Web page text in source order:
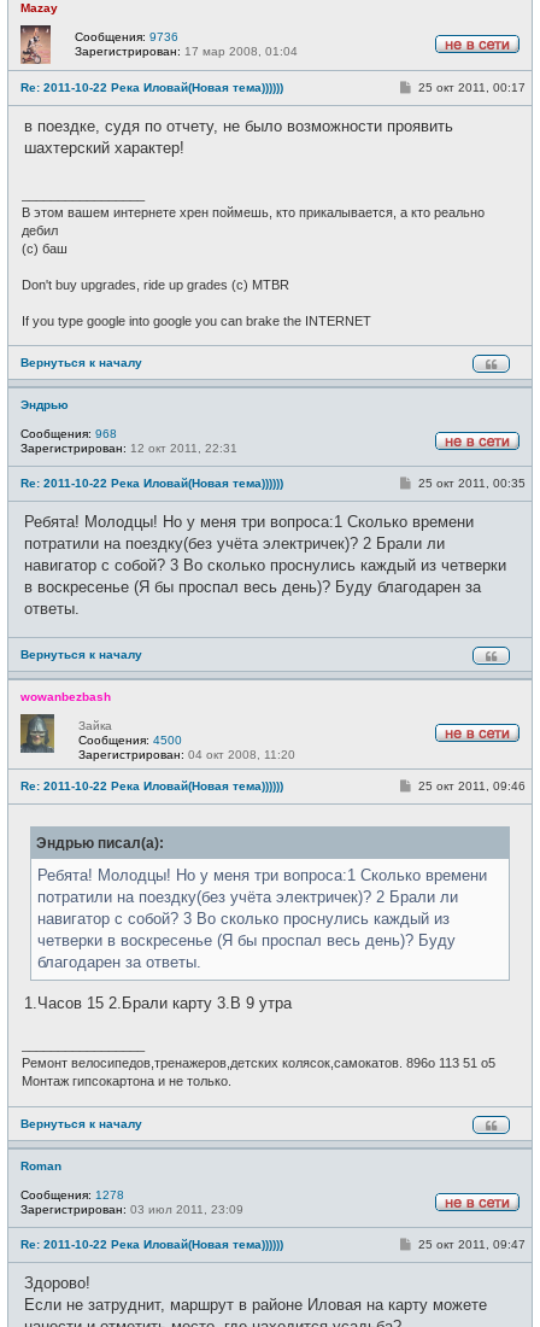
Mazay
в
с
Сообщения: 9736
Зарегистрирован: 17 мар 2008, 01:04
Re: 2011-10-22 Река Иловай(Новая тема))))))
С
б
25 окт 2011, 00:17
в поездке, судя по отчету, не было возможности проявить
шахтерский характер!
В этом вашем интернете хрен поймешь, кто прикалывается, а кто реально
дебил
(c) баш
Don't buy upgrades, ride up grades (c) MTBR
If you type google into google you can brake the INTERNET
Вернуться к началу
Эндрью
в
с
Сообщения: 968
Зарегистрирован: 12 окт 2011, 22:31
Re: 2011-10-22 Река Иловай(Новая тема))))))
С
б
щ
н
и
е
25 окт 2011, 00:35
Ребята! Молодцы! Но у меня три вопроса:1 Сколько времени
потратили на поездку(без учёта электричек)? 2 Брали ли
навигатор с собой? 3 Во сколько проснулись каждый из четверки
в воскресенье (Я бы проспал весь день)? Буду благодарен за
ответы.
Вернуться к началу
wowanbezbash
с
е
Зайка
Сообщения: 4500
Зарегистрирован: 04 окт 2008, 11:20
Re: 2011-10-22 Река Иловай(Новая тема))))))
С
б
е
н
е
25 окт 2011, 09:46
Эндрью писал(а):
Ребята! Молодцы! Но у меня три вопроса:1 Сколько времени
потратили на поездку(без учёта электричек)? 2 Брали ли
навигатор с собой? 3 Во сколько проснулись каждый из
четверки в воскресенье (Я бы проспал весь день)? Буду
благодарен за ответы.
1.Часов 15 2.Брали карту 3.В 9 утра
Ремонт велосипедов,тренажеров,детских колясок,самокатов. 896о 113 51 о5
Монтаж гипсокартона и не только.
Вернуться к началу
Roman
в
с
Сообщения: 1278
Зарегистрирован: 03 июл 2011, 23:09
Re: 2011-10-22 Река Иловай(Новая тема))))))
С
щ
е
25 окт 2011, 09:47
Здорово!
Если не затруднит, маршрут в районе Иловая на карту можете